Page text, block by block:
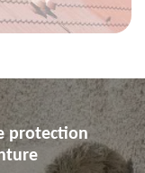
protection